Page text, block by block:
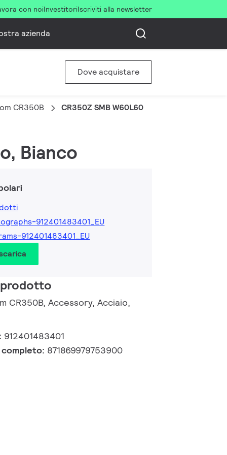
con noiInvestitoriIscriviti alla newsletter
azienda
Dove acquistare
CR350B CR350Z SMB W60L60
Bianco
912401483401_EU
912401483401_EU
CR350B, Accessory, Acciaio,
912401483401
871869979753900